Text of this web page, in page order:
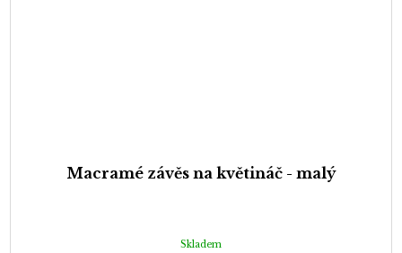
Macramé závěs na květináč - malý
Skladem